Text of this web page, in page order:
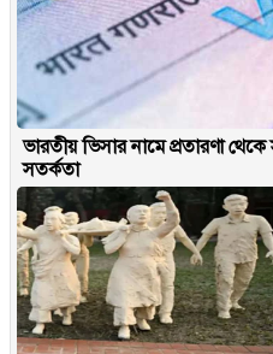
ভারতীয় ভিসার নামে প্রতারণা
সতর্কতা